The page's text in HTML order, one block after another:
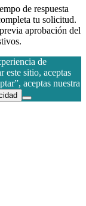
de respuesta
tu solicitud.
aprobación del
de
este sitio, aceptas
aceptas nuestra